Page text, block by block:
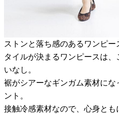
ストンと落ち感のあるワンピ
タイルが決まるワンピースは
いなし。
裾がシアーなギンガム素材に
ント。
接触冷感素材なので、心身とも